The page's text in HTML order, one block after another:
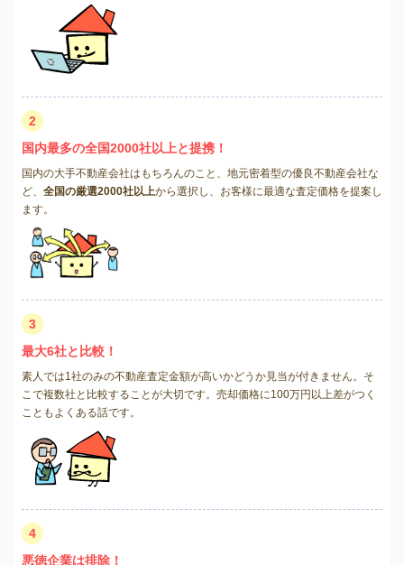
2
国内最多の全国2000社以上と提携！
国内の大手不動産会社はもちろんのこと、地元密着型の優良不動産会社な
ど、 全国の厳選2000社以上から選択し、お客様に最適な査定価格を提案し
ます。
3
最大6社と比較！
素人では1社のみの不動産査定金額が高いかどうか見当が付きません。そ
こで複数社と比較することが大切です。売却価格に100万円以上差がつく
こともよくある話です。
4
悪徳企業は排除！